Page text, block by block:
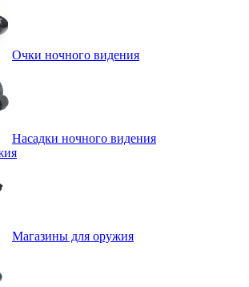
Очки ночного видения
Насадки ночного видения
Магазины для оружия